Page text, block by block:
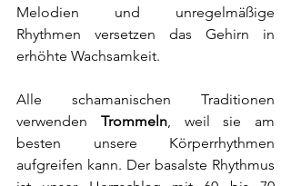
Melodien und unregelmäßige
Rhythmen versetzen das Gehirn in
erhöhte Wachsamkeit.
Alle schamanischen Traditionen
verwenden Trommeln, weil sie am
besten unsere Körperrhythmen
aufgreifen kann. Der basalste Rhythmus